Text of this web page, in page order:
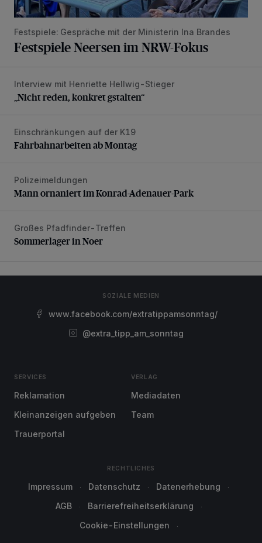
Festspiele: Gespräche mit der Ministerin Ina Brandes
Festspiele Neersen im NRW-Fokus
„Nicht reden, konkret gstalten“
Interview mit Henriette Hellwig-Stieger
„Nicht reden, konkret gstalten“
Fahrbahnarbeiten ab Montag
Einschränkungen auf der K19
Fahrbahnarbeiten ab Montag
Mann ornaniert im Konrad-Adenauer-Park
Polizeimeldungen
Mann ornaniert im Konrad-Adenauer-Park
Sommerlager in Noer
Großes Pfadfinder-Treffen
Sommerlager in Noer
SOZIALE MEDIEN
www.facebook.com/extratippamsonntag/
@extra_tipp_am_sonntag
SERVICES
Reklamation
Kleinanzeigen aufgeben
Trauerportal
VERLAG
Mediadaten
Team
RECHTLICHES
Impressum Datenschutz
Datenerhebung
AGB
Barrierefreiheitserklärung
Cookie-Einstellungen